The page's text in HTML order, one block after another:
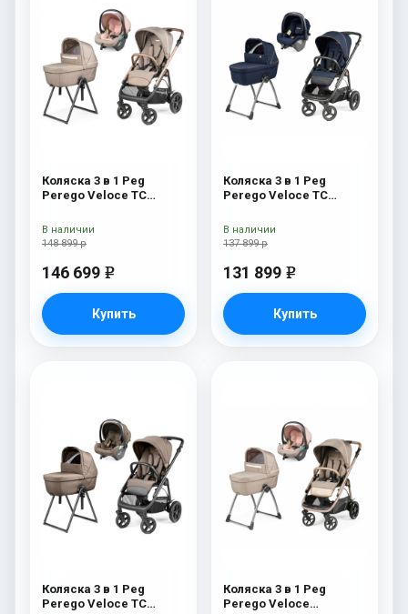
Коляска 3 в 1 Peg
Perego Veloce TC
Amour New
148 899 р
146 699 e
Купить
В наличии
Коляска 3 в 1 Peg
Perego Veloce TC
Shine
137 899 р
131 899 e
Купить
В наличии
Коляска 3 в 1 Peg
Perego Veloce TC
Коляска 3 в 1 Peg
Perego Veloce